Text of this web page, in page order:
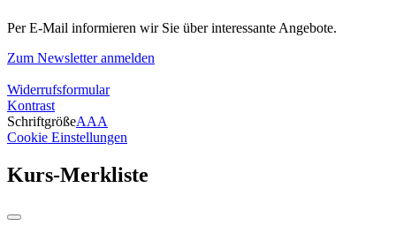
Per E-Mail informieren wir Sie über interessante Angebote.
Zum Newsletter anmelden
Widerrufsformular
Kontrast
SchriftgrößeAAA
Cookie Einstellungen
Kurs-Merkliste